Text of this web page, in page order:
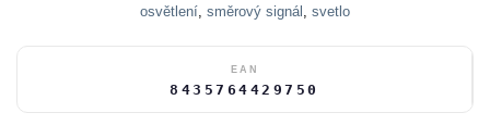
osvětlení, směrový signál , svetlo
EAN
8435764429750